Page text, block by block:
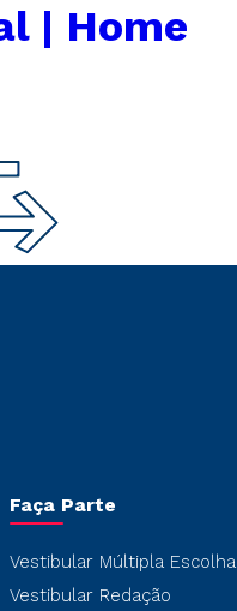
| Home
Faça Parte
Vestibular Múltipla Escolha
Vestibular Redação